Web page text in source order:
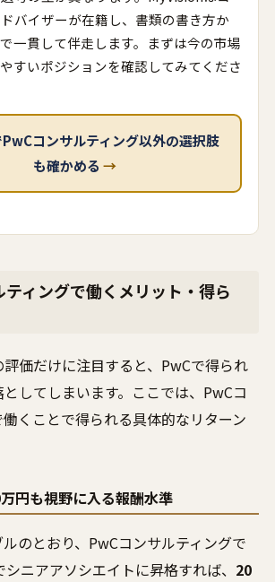
バイザーが在籍し、書類の書き方か
一貫して伴走します。まずは今の市場
すいポジションを確認してみてくださ
コンサルティング以外の選択肢
も確かめる →
ィングで働くメリット・得ら
評価だけに注目すると、PwCで得られ
してしまいます。ここでは、PwCコ
くことで得られる具体的なリターン
円も視野に入る報酬水準
のとおり、PwCコンサルティングで
ニアアソシエイトに昇格すれば、 20